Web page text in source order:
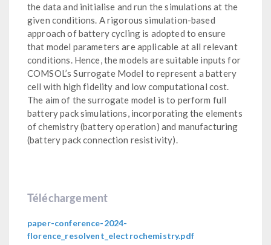
the data and initialise and run the simulations at the
given conditions. A rigorous simulation-based
approach of battery cycling is adopted to ensure
that model parameters are applicable at all relevant
conditions. Hence, the models are suitable inputs for
COMSOL’s Surrogate Model to represent a battery
cell with high fidelity and low computational cost.
The aim of the surrogate model is to perform full
battery pack simulations, incorporating the elements
of chemistry (battery operation) and manufacturing
(battery pack connection resistivity).
Téléchargement
paper-conference-2024-
florence_resolvent_electrochemistry.pdf